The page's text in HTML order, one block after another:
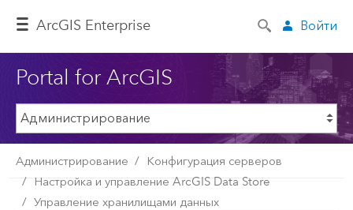
ArcGIS Enterprise Войти
Portal for ArcGIS
Администрирование
Конфигурация серверов
Настройка и управление ArcGIS Data Store
Управление хранилищами данных